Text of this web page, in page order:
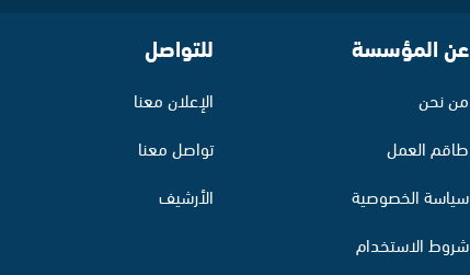
عن المؤسسة
من نحن
طاقم العمل
سياسة الخصوصية
شروط الاستخدام
للتواصل
الإعلان معنا
تواصل معنا
الأرشيف